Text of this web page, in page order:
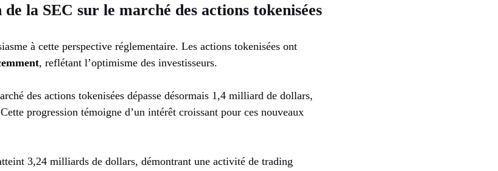
la SEC sur le marché des actions tokenisées
à cette perspective réglementaire. Les actions tokenisées ont
, reflétant l’optimisme des investisseurs.
des actions tokenisées dépasse désormais 1,4 milliard de dollars,
progression témoigne d’un intérêt croissant pour ces nouveaux
3,24 milliards de dollars, démontrant une activité de trading